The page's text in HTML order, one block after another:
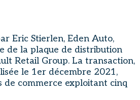
Eric Stierlen, Eden Auto,
de la plaque de distribution
Retail Group. La transaction,
le 1er décembre 2021,
commerce exploitant cinq